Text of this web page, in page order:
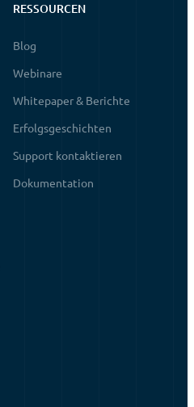
RESSOURCEN
Blog
Webinare
Whitepaper & Berichte
Erfolgsgeschichten
Support kontaktieren
Dokumentation